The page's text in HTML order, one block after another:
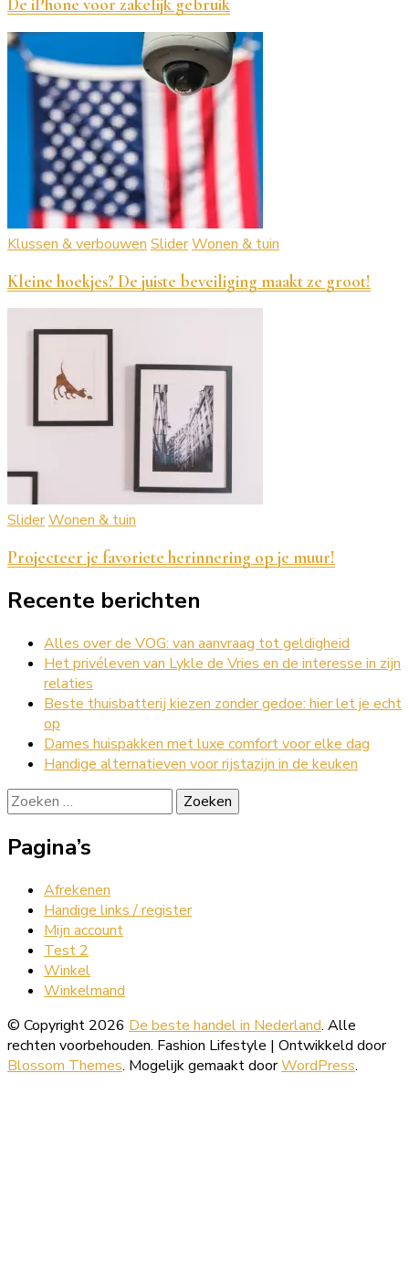
De iPhone voor zakelijk gebruik
Klussen & verbouwen SliderWonen & tuin
Kleine hoekjes? De juiste beveiliging maakt ze groot!
SliderWonen & tuin
Projecteer je favoriete herinnering op je muur!
Recente berichten
Alles over de VOG: van aanvraag tot geldigheid
Het privéleven van Lykle de Vries en de interesse in zijn
relaties
Beste thuisbatterij kiezen zonder gedoe: hier let je echt
op
Dames huispakken met luxe comfort voor elke dag
Handige alternatieven voor rijstazijn in de keuken
Zoeken
naar:
Pagina’s
Afrekenen
Handige links / register
Mijn account
Test 2
Winkel
Winkelmand
© Copyright 2026 De beste handel in Nederland. Alle
rechten voorbehouden. Fashion Lifestyle | Ontwikkeld door
Blossom Themes. Mogelijk gemaakt doorWordPress.